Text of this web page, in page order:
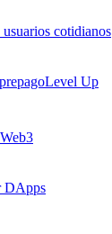
usuarios cotidianos
Level Up
DApps